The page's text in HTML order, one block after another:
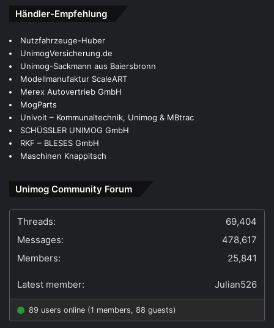
Händler-Empfehlung
Nutzfahrzeuge-Huber
UnimogVersicherung.de
Unimog-Sackmann aus Baiersbronn
Modellmanufaktur ScaleART
Merex Autovertrieb GmbH
MogParts
Univoit – Kommunaltechnik, Unimog & MBtrac
SCHÜSSLER UNIMOG GmbH
RKF – BLESES GmbH
Maschinen Knappitsch
Unimog Community Forum
Threads:
69,404
Messages:
478,617
Members:
25,841
Latest member: Julian526
89 users online (1 members, 88 guests)